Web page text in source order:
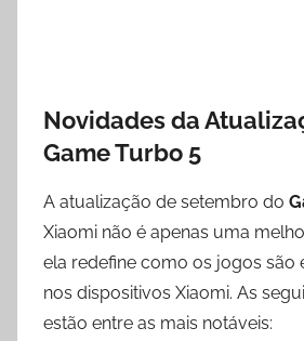
Novidades da
Game Turbo 5
A atualização de setembro do
Xiaomi não é apenas uma
ela redefine como os jogos são
nos dispositivos Xiaomi. As
estão entre as mais notáveis: